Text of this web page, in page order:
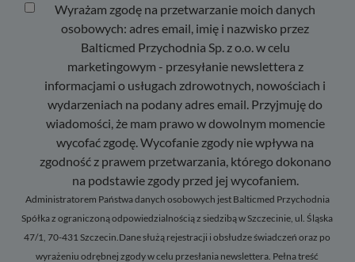
Wyrażam zgodę na przetwarzanie moich danych
osobowych: adres email, imię i nazwisko przez
Balticmed Przychodnia Sp. z o.o. w celu
marketingowym - przesyłanie newslettera z
informacjami o usługach zdrowotnych, nowościach i
wydarzeniach na podany adres email. Przyjmuję do
wiadomości, że mam prawo w dowolnym momencie
wycofać zgodę. Wycofanie zgody nie wpływa na
zgodność z prawem przetwarzania, którego dokonano
na podstawie zgody przed jej wycofaniem.
Administratorem Państwa danych osobowych jest Balticmed Przychodnia
Spółka z ograniczoną odpowiedzialnością z siedzibą w Szczecinie, ul. Śląska
47/1, 70-431 Szczecin.Dane służą rejestracji i obsłudze świadczeń oraz po
wyrażeniu odrębnej zgody w celu przesłania newslettera. Pełna treść